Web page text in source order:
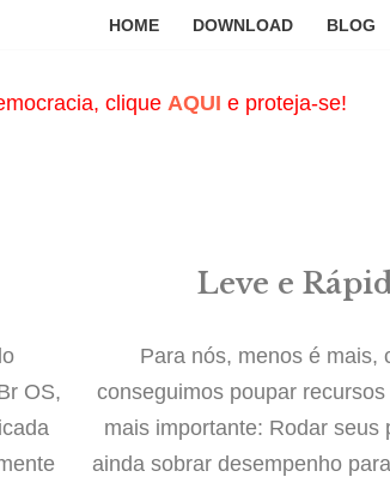
HOME DOWNLOAD BLOG
clique AQUI e proteja-se!
OS,
Leve e
Para nós, menos é mais,
conseguimos poupar
mais importante: Rodar seus
ainda sobrar desempenho